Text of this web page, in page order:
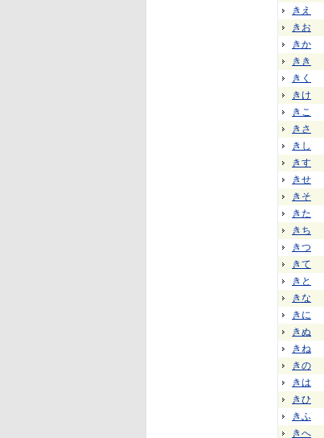
きえ
きお
きか
きき
きく
きけ
きこ
きさ
きし
きす
きせ
きそ
きた
きち
きつ
きて
きと
きな
きに
きぬ
きね
きの
きは
きひ
きふ
きへ